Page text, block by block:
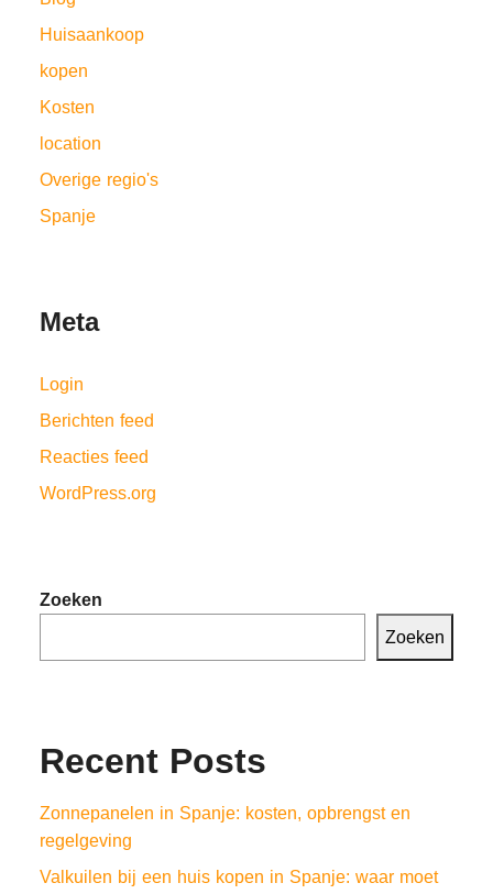
Huisaankoop
kopen
Kosten
location
Overige regio's
Spanje
Meta
Login
Berichten feed
Reacties feed
WordPress.org
Zoeken
Zoeken
Recent Posts
Zonnepanelen in Spanje: kosten, opbrengst en
regelgeving
Valkuilen bij een huis kopen in Spanje: waar moet